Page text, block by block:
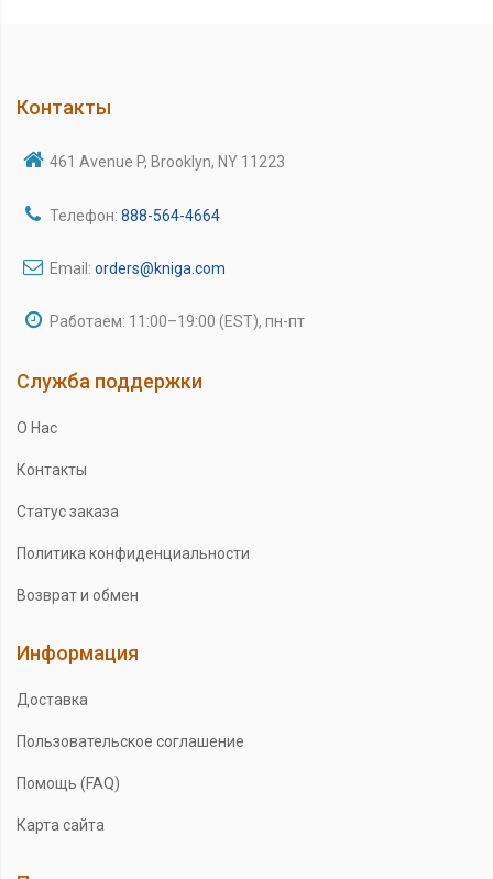
Контакты
461 Avenue P, Brooklyn, NY 11223
Телефон: 888-564-4664
Email: orders@kniga.com
Работаем: 11:00–19:00 (EST), пн-пт
Служба поддержки
О Нас
Контакты
Статус заказа
Политика конфиденциальности
Возврат и обмен
Информация
Доставка
Пользовательское соглашение
Помощь (FAQ)
Карта сайта